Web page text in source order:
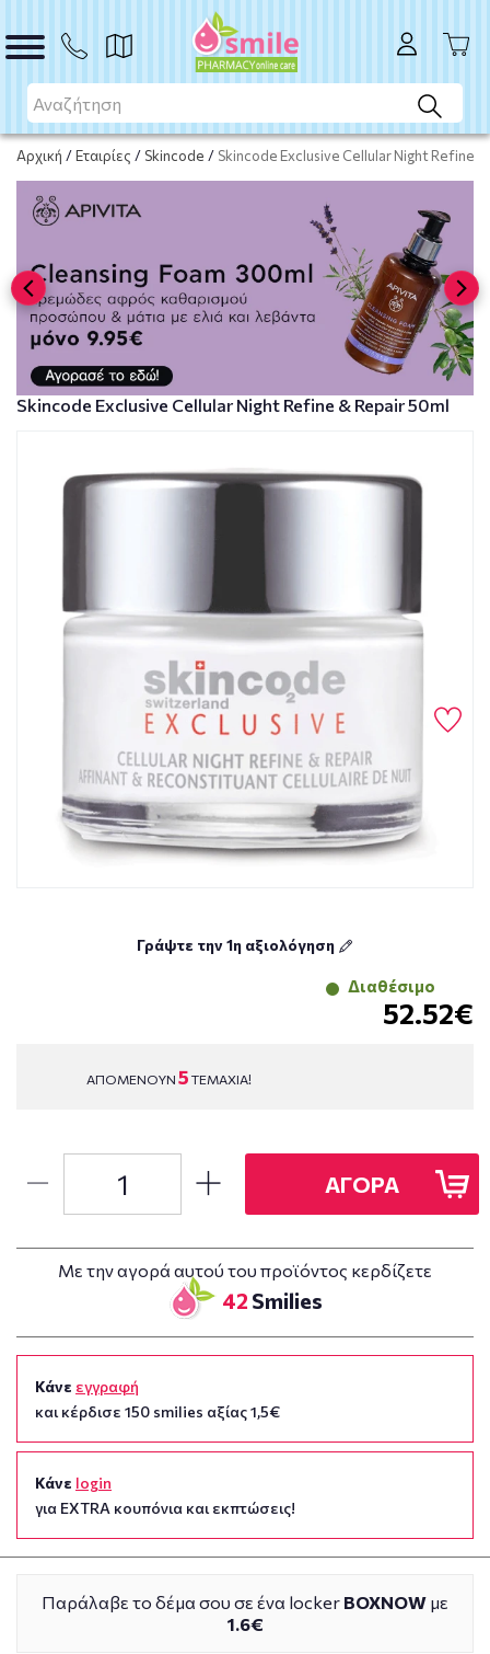
Αρχική /Εταιρίες / Skincode / Skincode Exclusive Cellular Night Refine
ΑΓΟΡΑ
Skincode Exclusive Cellular Night Refine & Repair 50ml
Γράψτε την 1η αξιολόγηση
Διαθέσιμο
52.52€
ΑΠΟΜΕΝΟΥΝ 5 ΤΕΜΑΧΙΑ!
ΑΓΟΡΑ
Με την αγορά αυτού του προϊόντος κερδίζετε
42 Smilies
Κάνε εγγραφή
και κέρδισε 150 smilies αξίας 1,5€
Κάνε login
για EXTRA κουπόνια και εκπτώσεις!
Παράλαβε το δέμα σου σε ένα locker BOXNOW με
1.6€